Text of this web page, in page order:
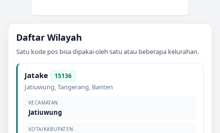
Daftar Wilayah
Satu kode pos bisa dipakai oleh satu atau beberapa kelurahan.
Jatake 15136
Jatiuwung,Tangerang, Banten
KECAMATAN
Jatiuwung
KOTA/KABUPATEN